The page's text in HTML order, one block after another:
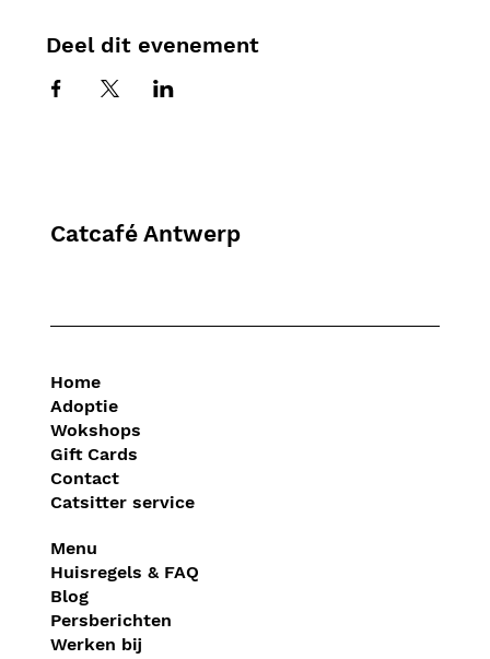
Deel dit evenement
Catcafé Antwerp
Home
Adoptie
Wokshops
Gift Cards
Contact
Catsitter service
Menu
Huisregels & FAQ
Blog
Persberichten
Werken bij